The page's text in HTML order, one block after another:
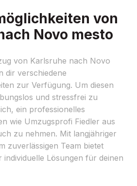
von
Novo mesto
von Karlsruhe nach Novo
dir verschiedene
zur Verfügung. Um diesen
und stressfrei zu
ein professionelles
wie Umzugsprofi Fiedler aus
zu nehmen. Mit langjähriger
zuverlässigen Team bietet
individuelle Lösungen für deinen